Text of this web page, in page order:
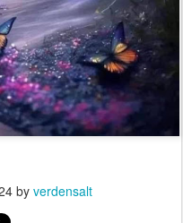
by verdensalt